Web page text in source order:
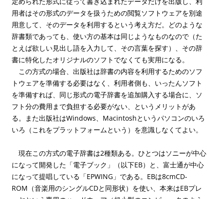
用者はその形式のデータを扱うための閲覧ソフトウェアを別途
用意して、そのデータを利用するという考え方だ。どのような
辞書類であっても、使い方の基本は同じようなものなので（た
とえば欲しい見出し語を入力して、その言葉を探す）、その辞
書に特化したオリジナルのソフトでなくても実用になる。
この方式の場合、出版社は辞書の内容を利用するためのソフ
トウェアを準備する必要はなく、利用者側も、いったんソフト
を準備すれば、同じ形式の電子辞書を追加購入する場合に、ソ
フト分の費用まで負担する必要がない、というメリットがあ
る。また出版社はWindows、Macintoshというパソコンのいろ
いろ（これをプラットフォームという）を意識しなくてよい。
現在この方式の電子辞書は2種類ある。ひとつはソニーが中心
になって開発した「電子ブック」（以下EB）と、富士通が中心
になって提唱している「EPWING」である。EBは8cmCD-
ROM（音楽用のシングルCDと同形状）を使い、本来はEBプレ